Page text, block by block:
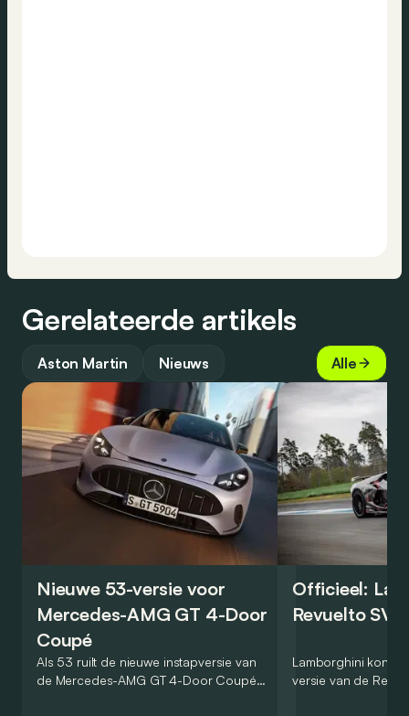
Gerelateerde artikels
Aston Martin Nieuws Alle
Nieuwe 53-versie voor
Mercedes-AMG GT 4-Door
Coupé
Als 53 ruilt de nieuwe instapversie van
de Mercedes-AMG GT 4-Door Coupé
Officieel:
Revuelto SV
Lamborghini
versie van de